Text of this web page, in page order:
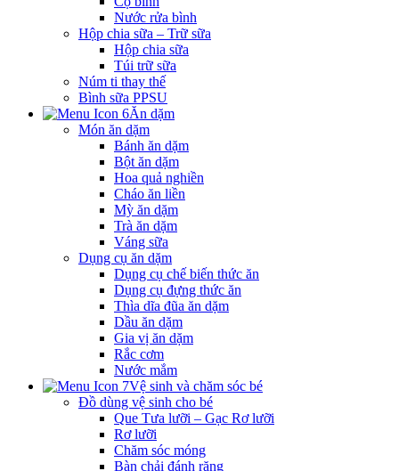
Nước rửa bình
Hộp chia sữa – Trữ sữa
Hộp chia sữa
Túi trữ sữa
Núm ti thay thế
Bình sữa PPSU
Ăn dặm
Món ăn dặm
Bánh ăn dặm
Bột ăn dặm
Hoa quả nghiền
Cháo ăn liền
Mỳ ăn dặm
Trà ăn dặm
Váng sữa
Dụng cụ ăn dặm
Dụng cụ chế biến thức ăn
Dụng cụ đựng thức ăn
Thìa dĩa đũa ăn dặm
Dầu ăn dặm
Gia vị ăn dặm
Rắc cơm
Nước mắm
Vệ sinh và chăm sóc bé
Đồ dùng vệ sinh cho bé
Que Tưa lưỡi – Gạc Rơ lưỡi
Rơ lưỡi
Chăm sóc móng
Bàn chải đánh răng